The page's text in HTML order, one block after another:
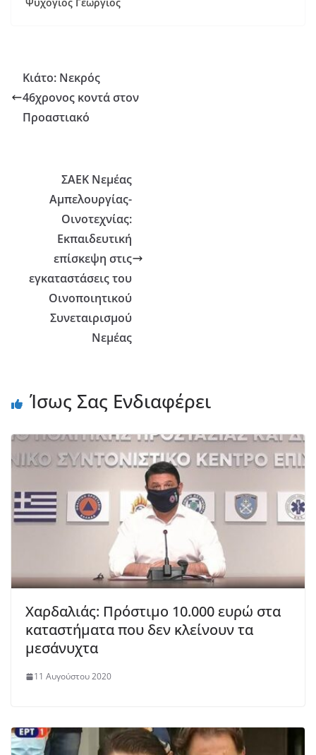
Κιάτο: Νεκρός
46χρονος κοντά στον
Προαστιακό
ΣΑΕΚ Νεμέας
Αμπελουργίας-
Οινοτεχνίας:
Εκπαιδευτική
επίσκεψη στις
εγκαταστάσεις του
Οινοποιητικού
Συνεταιρισμού
Νεμέας
Ίσως Σας Ενδιαφέρει
Χαρδαλιάς: Πρόστιμο 10.000 ευρώ στα
καταστήματα που δεν κλείνουν τα
μεσάνυχτα
11 Αυγούστου 2020